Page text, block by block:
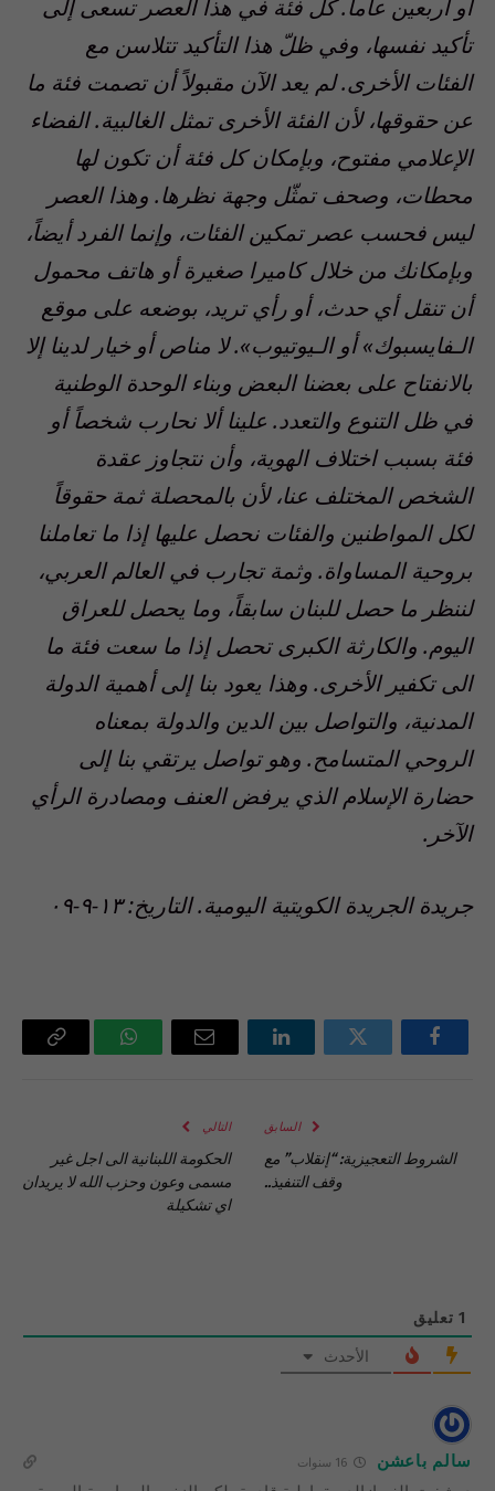
أو أربعين عاماً. كل فئة في هذا العصر تسعى إلى
تأكيد نفسها، وفي ظلّ هذا التأكيد تتلاسن مع
الفئات الأخرى. لم يعد الآن مقبولاً أن تصمت فئة ما
عن حقوقها، لأن الفئة الأخرى تمثل الغالبية. الفضاء
الإعلامي مفتوح، وبإمكان كل فئة أن تكون لها
محطات، وصحف تمثّل وجهة نظرها. وهذا العصر
ليس فحسب عصر تمكين الفئات، وإنما الفرد أيضاً،
وبإمكانك من خلال كاميرا صغيرة أو هاتف محمول
أن تنقل أي حدث، أو رأي تريد، بوضعه على موقع
الـفايسبوك» أو الـيوتيوب». لا مناص أو خيار لدينا إلا
بالانفتاح على بعضنا البعض وبناء الوحدة الوطنية
في ظل التنوع والتعدد. علينا ألا نحارب شخصاً أو
فئة بسبب اختلاف الهوية، وأن نتجاوز عقدة
الشخص المختلف عنا، لأن بالمحصلة ثمة حقوقاً
لكل المواطنين والفئات نحصل عليها إذا ما تعاملنا
بروحية المساواة. وثمة تجارب في العالم العربي،
لننظر ما حصل للبنان سابقاً، وما يحصل للعراق
اليوم. والكارثة الكبرى تحصل إذا ما سعت فئة ما
الى تكفير الأخرى. وهذا يعود بنا إلى أهمية الدولة
المدنية، والتواصل بين الدين والدولة بمعناه
الروحي المتسامح. وهو تواصل يرتقي بنا إلى
حضارة الإسلام الذي يرفض العنف ومصادرة الرأي
الآخر.
جريدة الجريدة الكويتية اليومية. التاريخ: ١٣-٩-٠٩
فيسبوك تويتر لينكدإن
البريد
واتساب Copy
السابق
الشروط التعجيزية: “إنقلاب” مع
وقف التنفيذ..
التالي
الحكومة اللبنانية الى اجل غير
مسمى وعون وحزب الله لا يريدان
اي تشكيلة
1 تعليق
الأحدث
سالم باعشن 16 سنوات